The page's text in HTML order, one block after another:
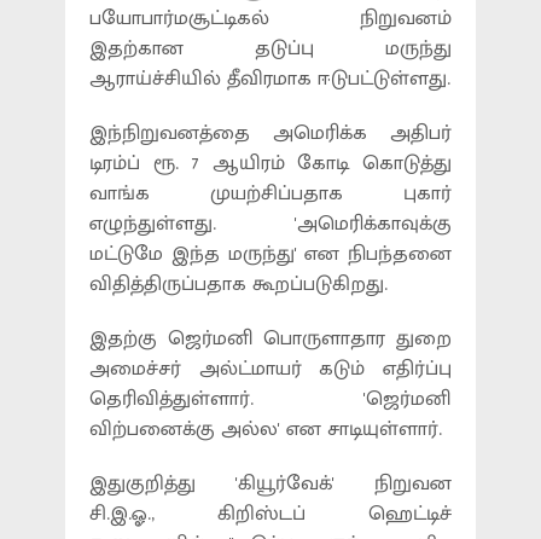
பயோபார்மசூட்டிகல் நிறுவனம்
இதற்கான தடுப்பு மருந்து
ஆராய்ச்சியில் தீவிரமாக ஈடுபட்டுள்ளது.
இந்நிறுவனத்தை அமெரிக்க அதிபர்
டிரம்ப் ரூ. 7 ஆயிரம் கோடி கொடுத்து
வாங்க முயற்சிப்பதாக புகார்
எழுந்துள்ளது. 'அமெரிக்காவுக்கு
மட்டுமே இந்த மருந்து' என நிபந்தனை
விதித்திருப்பதாக கூறப்படுகிறது.
இதற்கு ஜெர்மனி பொருளாதார துறை
அமைச்சர் அல்ட்மாயர் கடும் எதிர்ப்பு
தெரிவித்துள்ளார். 'ஜெர்மனி
விற்பனைக்கு அல்ல' என சாடியுள்ளார்.
இதுகுறித்து 'கியூர்வேக்' நிறுவன
சி.இ.ஓ., கிறிஸ்டப் ஹெட்டிச்